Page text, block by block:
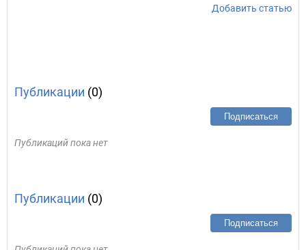
Добавить статью
Публикации (0)
Подписаться
Публикаций пока нет
Публикации (0)
Подписаться